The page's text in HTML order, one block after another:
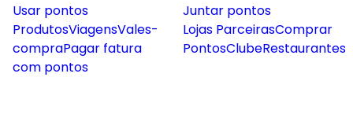
Usar pontos
ProdutosViagensVales-
compraPagar fatura
com pontos
Juntar pontos
Lojas ParceirasComprar
PontosClubeRestaurantes